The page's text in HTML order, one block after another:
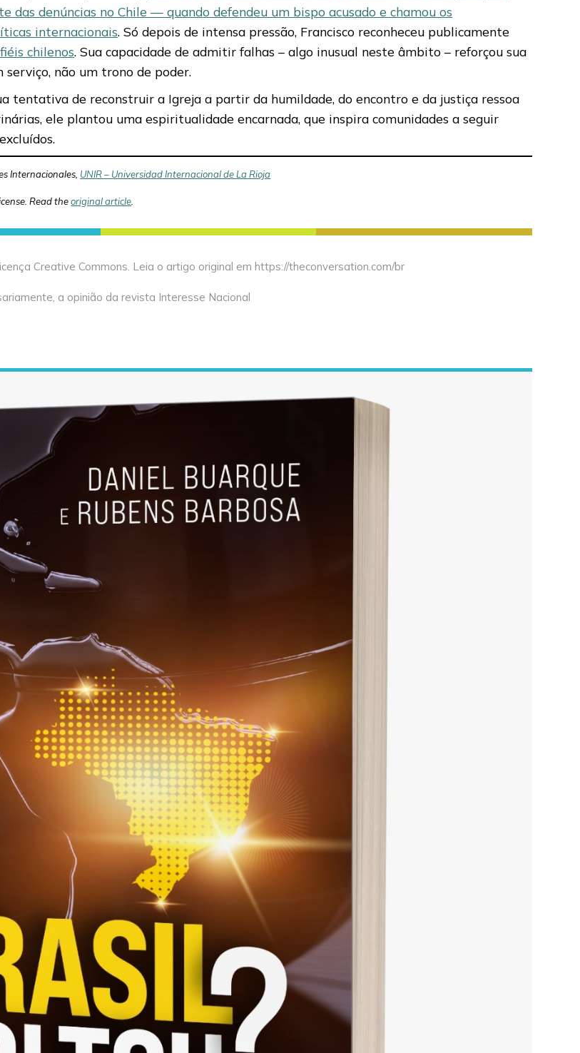
das denúncias no Chile — quando defendeu um bispo acusado e chamou os
internacionais. Só depois de intensa pressão, Francisco reconheceu publicamente
chilenos. Sua capacidade de admitir falhas – algo inusual neste âmbito – reforçou sua
não um trono de poder.
tentativa de reconstruir a Igreja a partir da humildade, do encontro e da justiça ressoa
ele plantou uma espiritualidade encarnada, que inspira comunidades a seguir
Internacionales, UNIR – Universidad Internacional de La Rioja
Read theoriginal article
Creative Commons. Leia o artigo original em https://theconversation.com/br
a opinião da revista Interesse Nacional